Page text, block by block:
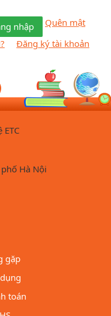
nhập
Quên mật
Đăng ký tài khoản
Hà Nội
gặp
toán